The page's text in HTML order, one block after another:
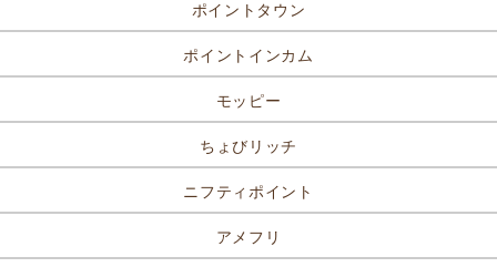
ポイントタウン
ポイントインカム
モッピー
ちょびリッチ
ニフティポイント
アメフリ